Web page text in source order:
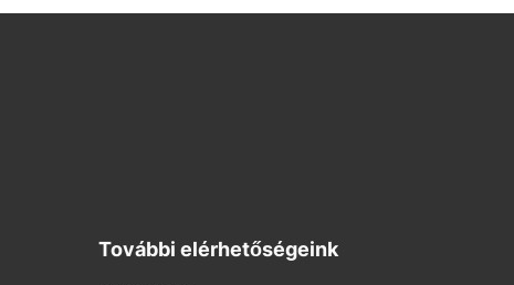
További elérhetőségeink